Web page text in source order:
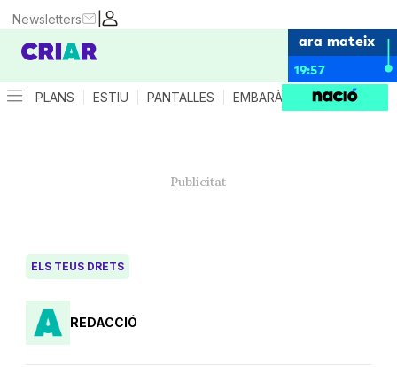
|
Newsletters
ara mateix
19:57
PLANS ESTIU PANTALLES EMBARÀS CRIANÇA
ELS TEUS DRETS
REDACCIÓ